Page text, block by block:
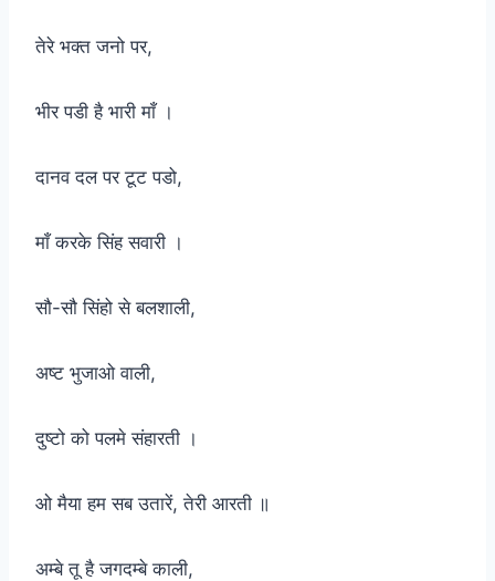
तेरे भक्त जनो पर,
भीर पडी है भारी माँ ।
दानव दल पर टूट पडो,
माँ करके सिंह सवारी ।
सौ-सौ सिंहो से बलशाली,
अष्ट भुजाओ वाली,
दुष्टो को पलमे संहारती ।
ओ मैया हम सब उतारें, तेरी आरती ॥
अम्बे तू है जगदम्बे काली,